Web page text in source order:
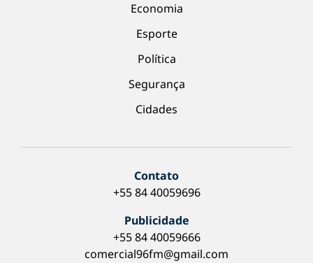
Economia
Esporte
Política
Segurança
Cidades
Contato
+55 84 40059696
Publicidade
+55 84 40059666
comercial96fm@gmail.com